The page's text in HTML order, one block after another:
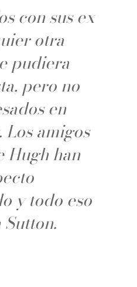
con sus ex
otra
pudiera
pero no
en
Los amigos
Hugh han
y todo eso
Sutton.